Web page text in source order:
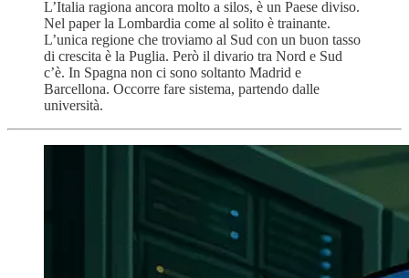
L’Italia ragiona ancora molto a silos, è un Paese diviso.
Nel paper la Lombardia come al solito è trainante.
L’unica regione che troviamo al Sud con un buon tasso
di crescita è la Puglia. Però il divario tra Nord e Sud
c’è. In Spagna non ci sono soltanto Madrid e
Barcellona. Occorre fare sistema, partendo dalle
università.